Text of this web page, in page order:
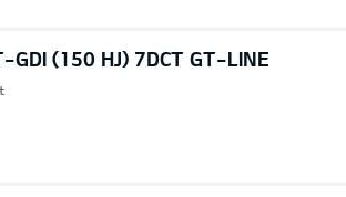
GDI (150 HJ) 7DCT GT-LINE